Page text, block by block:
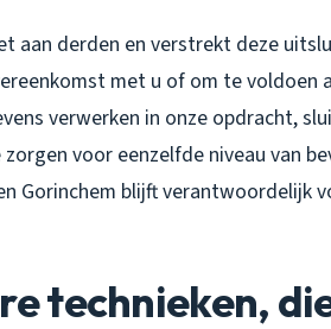
aan derden en verstrekt deze
met u of om te voldoen
verwerken in onze opdracht,
voor eenzelfde niveau van
Gorinchem blijft verantwoordelijk
technieken,